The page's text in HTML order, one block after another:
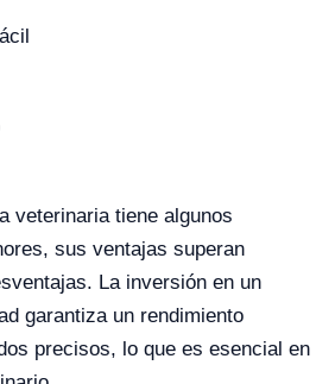
veterinaria tiene algunos
sus ventajas superan
La inversión en un
garantiza un rendimiento
precisos, lo que es esencial en